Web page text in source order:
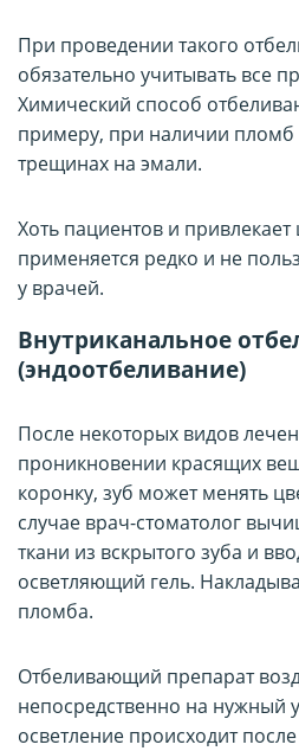
При проведении такого
обязательно учитывать все
Химический способ
примеру, при наличии пломб
трещинах на эмали.
Хоть пациентов и привлекает
применяется редко и не
у врачей.
Внутриканальное
(эндоотбеливание)
После некоторых видов
проникновении красящих
коронку, зуб может менять
случае врач-стоматолог
ткани из вскрытого зуба и
осветляющий гель.
пломба.
Отбеливающий препарат
непосредственно на нужный
осветление происходит